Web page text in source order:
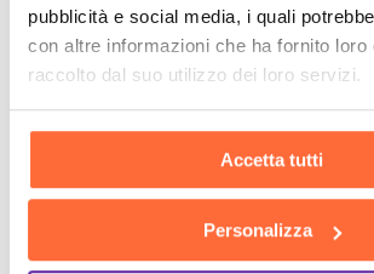
pubblicità e social media, i quali
con altre informazioni che ha fornito loro
raccolto dal suo utilizzo dei loro servizi.
Accetta tutti
Personalizza
OpenAI, non di qualità di Gemini.
Qualità di prosa inferiore a Claude.
con meno naturalezza. Per un
Integrazioni esterne limitate.Se
Salesforce, HubSpot, ChatGPT ha
ecosistema. Gemini eccelle dentro